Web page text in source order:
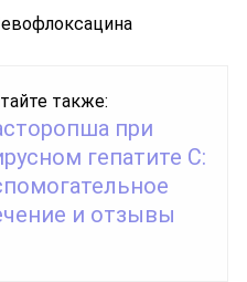
также:
при
гепатите С:
и отзывы